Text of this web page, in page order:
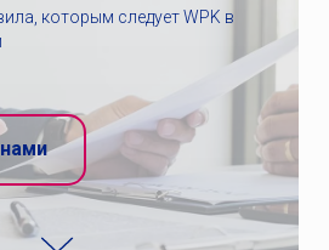
которым следует WPK в